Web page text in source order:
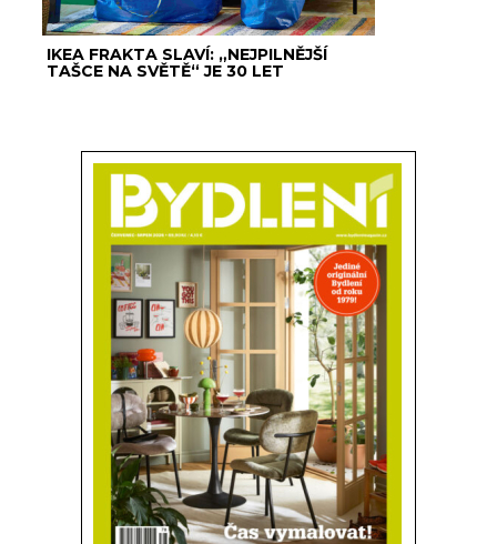
IKEA FRAKTA SLAVÍ: „NEJPILNĚJŠÍ
TAŠCE NA SVĚTĚ“ JE 30 LET